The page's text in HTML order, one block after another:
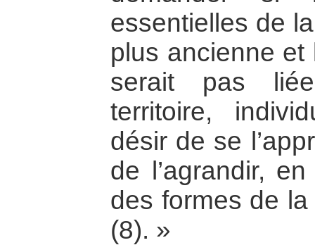
essentielles de
plus ancienne et
serait pas
territoire,
désir de se
de l’agrandir,
des formes de
(8). »